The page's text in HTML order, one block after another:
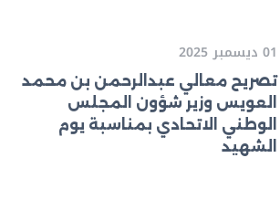
01 ديسمبر 2025
تصريح معالي عبدالرحمن بن محمد
العويس وزير شؤون المجلس
الوطني الاتحادي بمناسبة يوم
الشهيد